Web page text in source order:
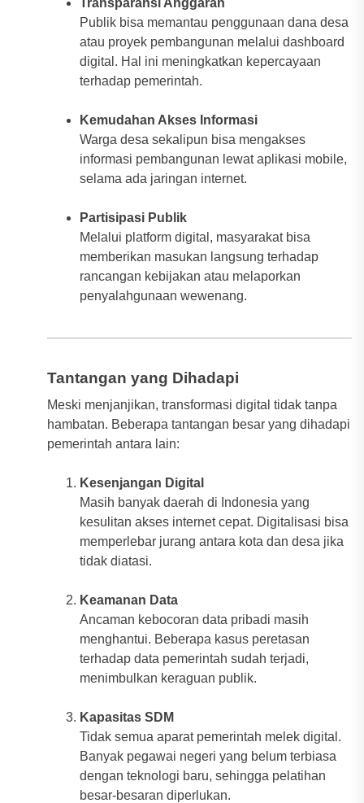
Publik bisa memantau penggunaan dana desa
atau proyek pembangunan melalui dashboard
digital. Hal ini meningkatkan kepercayaan
terhadap pemerintah.
Kemudahan Akses Informasi
Warga desa sekalipun bisa mengakses
informasi pembangunan lewat aplikasi mobile,
selama ada jaringan internet.
Partisipasi Publik
Melalui platform digital, masyarakat bisa
memberikan masukan langsung terhadap
rancangan kebijakan atau melaporkan
penyalahgunaan wewenang.
Tantangan yang Dihadapi
Meski menjanjikan, transformasi digital tidak tanpa
hambatan. Beberapa tantangan besar yang dihadapi
pemerintah antara lain:
Kesenjangan Digital
Masih banyak daerah di Indonesia yang
kesulitan akses internet cepat. Digitalisasi bisa
memperlebar jurang antara kota dan desa jika
tidak diatasi.
Keamanan Data
Ancaman kebocoran data pribadi masih
menghantui. Beberapa kasus peretasan
terhadap data pemerintah sudah terjadi,
menimbulkan keraguan publik.
Kapasitas SDM
Tidak semua aparat pemerintah melek digital.
Banyak pegawai negeri yang belum terbiasa
dengan teknologi baru, sehingga pelatihan
besar-besaran diperlukan.